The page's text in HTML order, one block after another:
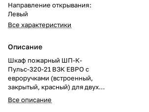
Направление открывания:
Левый
Все характеристики
Описание
Шкаф пожарный ШП-К-
Пульс-320-21 ВЗК ЕВРО с
евроручками (встроенный,
закрытый, красный) для двух
рукавов крана
противопожарного
Все описание